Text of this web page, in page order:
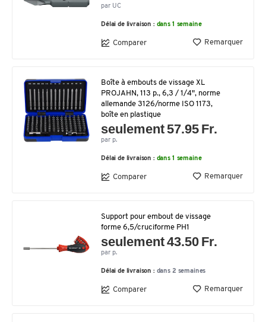
par UC
Délai de livraison : dans 1 semaine
Comparer Remarquer
Boîte à embouts de vissage XL
PROJAHN, 113 p., 6,3 / 1/4", norme
allemande 3126/norme ISO 1173,
boîte en plastique
seulement 57.95 Fr.
par p.
Délai de livraison : dans 1 semaine
Comparer Remarquer
Support pour embout de vissage
forme 6,5/cruciforme PH1
seulement 43.50 Fr.
par p.
Délai de livraison : dans 2 semaines
Comparer Remarquer